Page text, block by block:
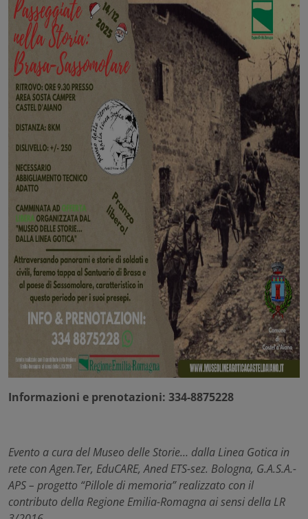
Informazioni e prenotazioni: 334-8875228
Evento a cura del Museo delle Storie… dalla Linea Gotica in
rete con Agen.Ter, EduCARE, Aned ETS-sez. Bologna, G.A.S.A.-
APS – progetto “Pillole di memoria” realizzato con il
contributo della Regione Emilia-Romagna ai sensi della LR